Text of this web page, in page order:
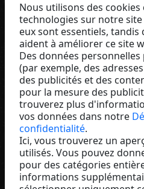
Michael
Nous utilisons des cookies
technologies sur notre
eux sont essentiels, tandis
aident à améliorer ce site
Des données
(par exemple, des
des publicités et des
pour la mesure des
trouverez plus
vos données dans notre
confidentialité.
Ici, vous trouverez un
utilisés. Vous pouvez
pour des catégories
informations